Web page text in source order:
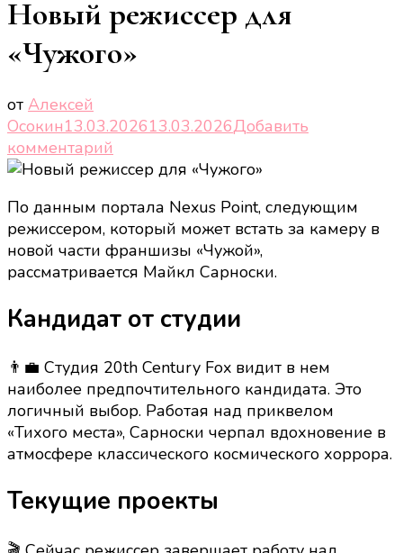
Новый режиссер для
«Чужого»
от Алексей
Осокин13.03.202613.03.2026Добавить
комментарий
записи
режиссер
для
«Чужого»
По данным портала Nexus Point, следующим
режиссером, который может встать за камеру в
новой части франшизы «Чужой»,
рассматривается Майкл Сарноски.
Кандидат от студии
👨‍💼 Студия 20th Century Fox видит в нем
наиболее предпочтительного кандидата. Это
логичный выбор. Работая над приквелом
«Тихого места», Сарноски черпал вдохновение в
атмосфере классического космического хоррора.
Текущие проекты